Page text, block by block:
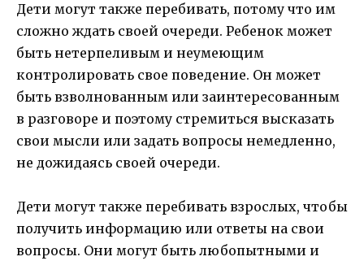
Дети могут также перебивать, потому что им
сложно ждать своей очереди. Ребенок может
быть нетерпеливым и неумеющим
контролировать свое поведение. Он может
быть взволнованным или заинтересованным
в разговоре и поэтому стремиться высказать
свои мысли или задать вопросы немедленно,
не дожидаясь своей очереди.
Дети могут также перебивать взрослых, чтобы
получить информацию или ответы на свои
вопросы. Они могут быть любопытными и